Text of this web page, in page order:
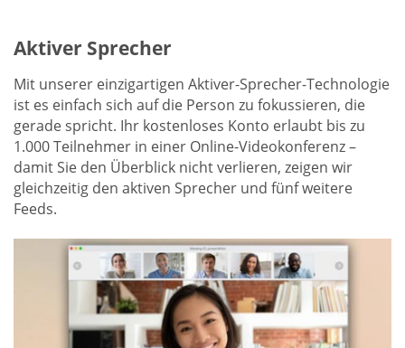
Aktiver Sprecher
Mit unserer einzigartigen Aktiver-Sprecher-Technologie
ist es einfach sich auf die Person zu fokussieren, die
gerade spricht. Ihr kostenloses Konto erlaubt bis zu
1.000 Teilnehmer in einer Online-Videokonferenz –
damit Sie den Überblick nicht verlieren, zeigen wir
gleichzeitig den aktiven Sprecher und fünf weitere
Feeds.